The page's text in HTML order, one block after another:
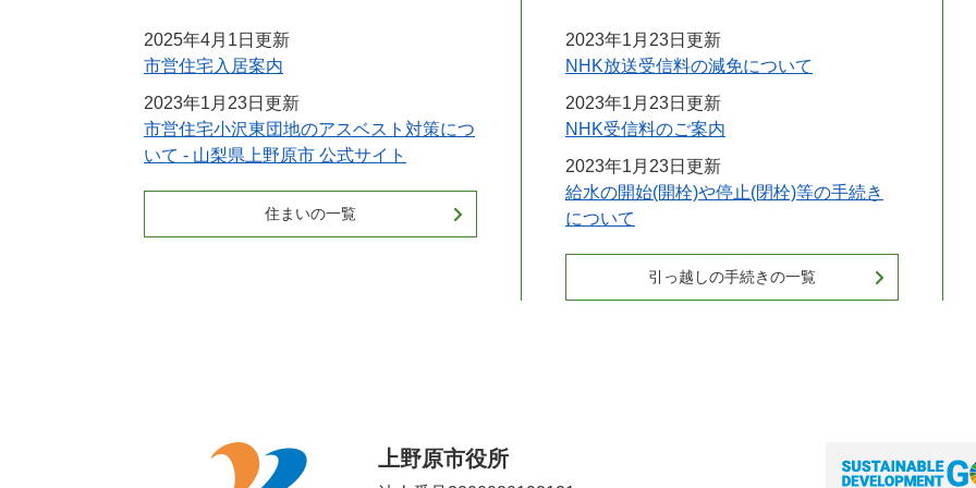
2025年4月1日更新
市営住宅入居案内
2023年1月23日更新
市営住宅小沢東団地のアスベスト対策につ
いて - 山梨県上野原市 公式サイト
住まいの一覧
2023年1月23日更新
NHK放送受信料の減免について
2023年1月23日更新
NHK受信料のご案内
2023年1月23日更新
給水の開始(開栓)や停止(閉栓)等の手続き
について
引っ越しの手続きの一覧
上野原市役所